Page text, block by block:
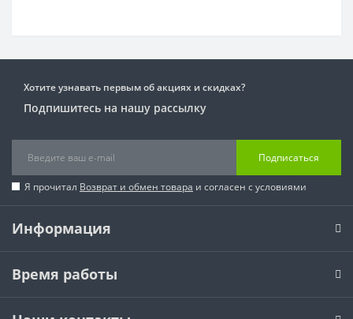
Хотите узнавать первым об акциях и скидках?
Подпишитесь на нашу рассылку
Подписаться
Я прочитал Возврат и обмен товара и согласен с условиями
Информация
Время работы